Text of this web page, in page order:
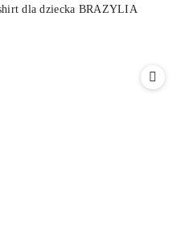
dla dziecka BRAZYLIA